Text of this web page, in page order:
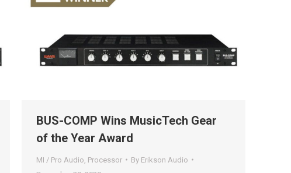
BUS-COMP Wins MusicTech Gear
of the Year Award
MI / Pro Audio Processor By Erikson Audio